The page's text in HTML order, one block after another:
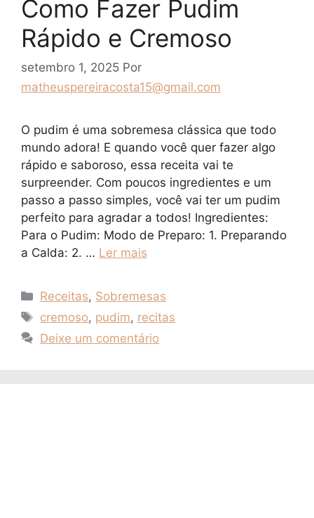
Como Fazer Pudim
Rápido e Cremoso
setembro 1, 2025 Por
matheuspereiracosta15@gmail.com
O pudim é uma sobremesa clássica que todo
mundo adora! E quando você quer fazer algo
rápido e saboroso, essa receita vai te
surpreender. Com poucos ingredientes e um
passo a passo simples, você vai ter um pudim
perfeito para agradar a todos! Ingredientes:
Para o Pudim: Modo de Preparo: 1. Preparando
a Calda: 2. … Ler mais
Categorias
Receitas, Sobremesas
Tags
cremoso, pudim, recitas
Deixe um comentário